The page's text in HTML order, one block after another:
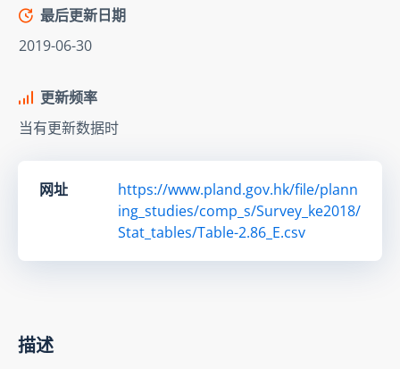
最后更新日期
2019-06-30
更新频率
当有更新数据时
网址
https://www.pland.gov.hk/file/plann
ing_studies/comp_s/Survey_ke2018/
Stat_tables/Table-2.86_E.csv
描述